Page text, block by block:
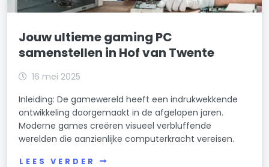
Jouw ultieme gaming PC
samenstellen in Hof van Twente
16 mei 2025
Inleiding: De gamewereld heeft een indrukwekkende
ontwikkeling doorgemaakt in de afgelopen jaren.
Moderne games creëren visueel verbluffende
werelden die aanzienlijke computerkracht vereisen.
LEES VERDER